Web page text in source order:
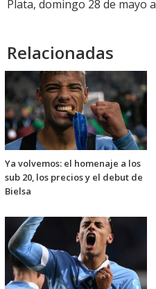
Plata, domingo 28 de mayo
Relacionadas
Ya volvemos: el homenaje a los
sub 20, los precios y el debut de
Bielsa